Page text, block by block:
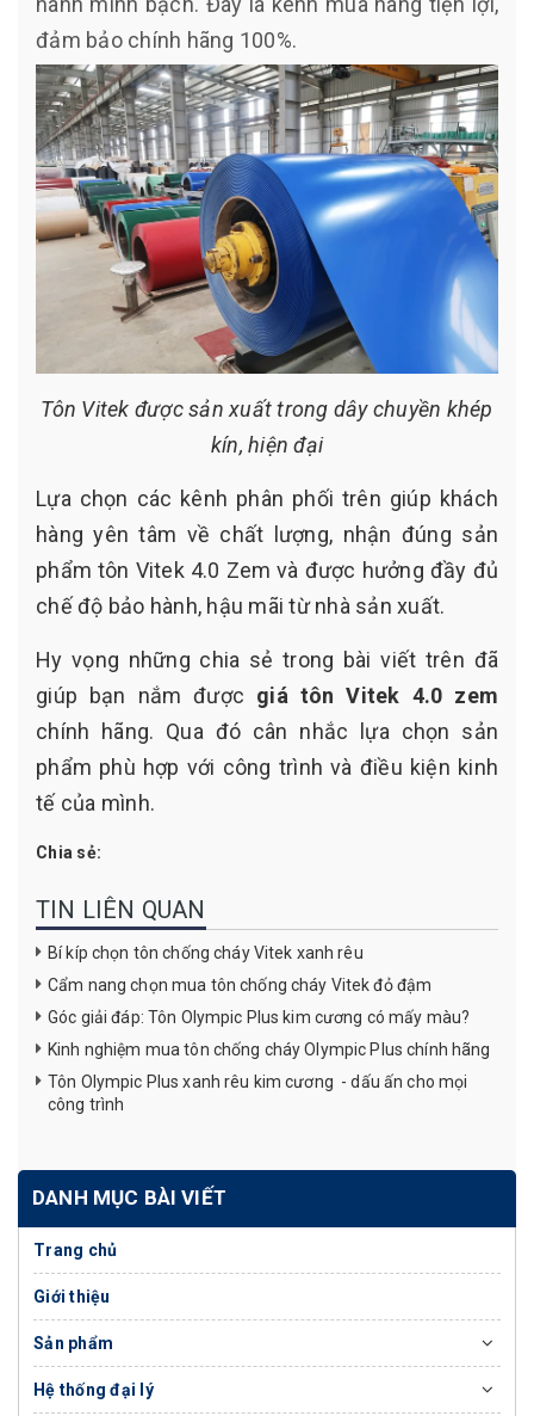
đảm bảo chính hãng 100%.
Tôn Vitek được sản xuất trong dây chuyền khép
kín, hiện đại
Lựa chọn các kênh phân phối trên giúp khách
hàng yên tâm về chất lượng, nhận đúng sản
phẩm tôn Vitek 4.0 Zem và được hưởng đầy đủ
chế độ bảo hành, hậu mãi từ nhà sản xuất.
Hy vọng những chia sẻ trong bài viết trên đã
giúp bạn nắm được giá tôn Vitek 4.0 zem
chính hãng. Qua đó cân nhắc lựa chọn sản
phẩm phù hợp với công trình và điều kiện kinh
tế của mình.
Chia sẻ:
TIN LIÊN QUAN
Bí kíp chọn tôn chống cháy Vitek xanh rêu
Cẩm nang chọn mua tôn chống cháy Vitek đỏ đậm
Góc giải đáp: Tôn Olympic Plus kim cương có mấy màu?
Kinh nghiệm mua tôn chống cháy Olympic Plus chính hãng
Tôn Olympic Plus xanh rêu kim cương - dấu ấn cho mọi
công trình
DANH MỤC BÀI VIẾT
Trang chủ
Giới thiệu
Sản phẩm
Hệ thống đại lý